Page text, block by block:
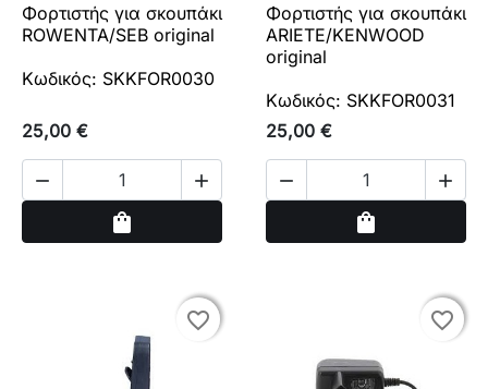
Φορτιστής για σκουπάκι
ROWENTA/SEB original
Κωδικός: SKKFOR0030
25,00 €
 
shopping_bag
Φορτιστής για σκουπάκι
ARIETE/KENWOOD
original
Κωδικός: SKKFOR0031
25,00 €
 
shopping_bag
favorite_border
favorite_border favorite_border
favorite_border